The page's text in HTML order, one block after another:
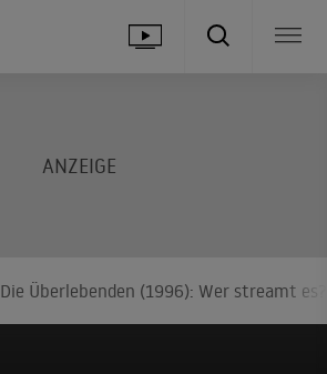
Die Überlebenden (1996): Wer streamt